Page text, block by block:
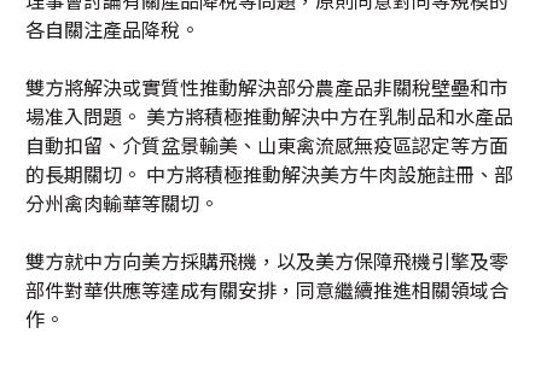
各自關注產品降稅。
雙方將解決或實質性推動解決部分農產品非關稅壁壘和市
場准入問題。 美方將積極推動解決中方在乳制品和水產品
自動扣留、介質盆景輸美、山東禽流感無疫區認定等方面
的長期關切。 中方將積極推動解決美方牛肉設施註冊、部
分州禽肉輸華等關切。
雙方就中方向美方採購飛機，以及美方保障飛機引擎及零
部件對華供應等達成有關安排，同意繼續推進相關領域合
作。